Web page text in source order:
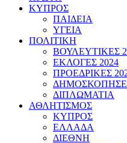
ΚΥΠΡΟΣ
ΠΑΙΔΕΙΑ
ΥΓΕΙΑ
ΠΟΛΙΤΙΚΗ
ΒΟΥΛΕΥΤΙΚΕΣ
ΕΚΛΟΓΕΣ 2024
ΠΡΟΕΔΡΙΚΕΣ
ΔΙΠΛΩΜΑΤΙΑ
ΑΘΛΗΤΙΣΜΟΣ
ΚΥΠΡΟΣ
ΕΛΛΑΔΑ
ΔΙΕΘΝΗ